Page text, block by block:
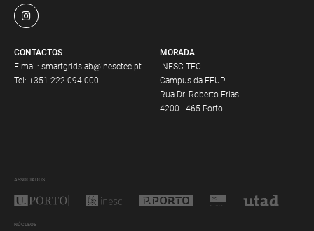
MORADA
INESC TEC
Campus da FEUP
Rua Dr. Roberto Frias
4200 - 465 Porto
CONTACTOS
E-mail: smartgridslab@inesctec.pt
Tel: +351 222 094 000
ASSOCIADOS
NÚCLEOS